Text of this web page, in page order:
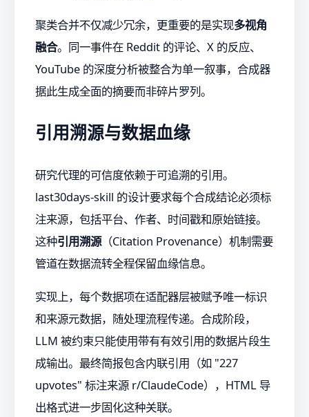
聚类合并不仅减少冗余，更重要的是实现多视角
融合。同一事件在 Reddit 的评论、X 的反应、
YouTube 的深度分析被整合为单一叙事，合成器
据此生成全面的摘要而非碎片罗列。
引用溯源与数据血缘
研究代理的可信度依赖于可追溯的引用。
last30days-skill 的设计要求每个合成结论必须标
注来源，包括平台、作者、时间戳和原始链接。
这种引用溯源（Citation Provenance）机制需要
管道在数据流转全程保留血缘信息。
实现上，每个数据项在适配器层被赋予唯一标识
和来源元数据，随处理流程传递。合成阶段，
LLM 被约束只能使用带有有效引用的数据片段生
成输出。最终简报包含内联引用（如 "227
upvotes" 标注来源 r/ClaudeCode），HTML 导
出格式进一步固化这种关联。